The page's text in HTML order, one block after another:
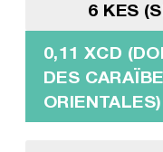
6 KES
0,11 XCD
DES
ORIENTALES)